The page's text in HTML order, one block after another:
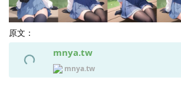
原文：
mnya.tw
mnya.tw